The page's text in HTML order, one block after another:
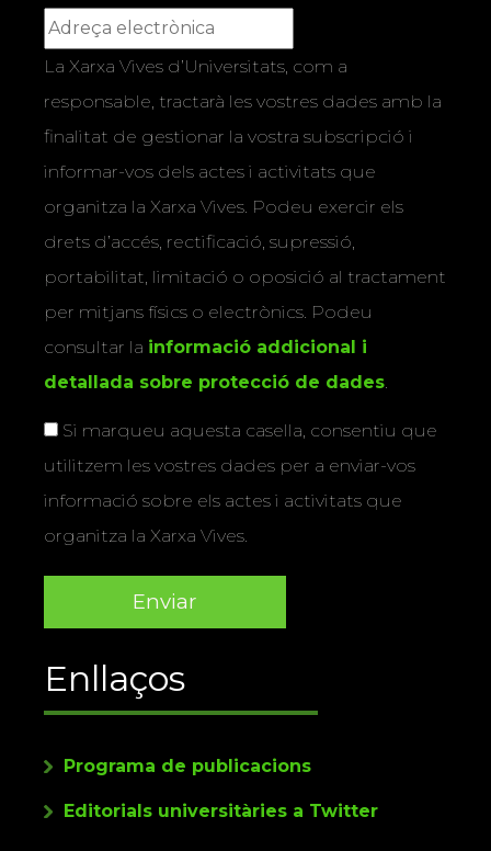
La Xarxa Vives d’Universitats, com a
responsable, tractarà les vostres dades amb la
finalitat de gestionar la vostra subscripció i
informar-vos dels actes i activitats que
organitza la Xarxa Vives. Podeu exercir els
drets d’accés, rectificació, supressió,
portabilitat, limitació o oposició al tractament
per mitjans físics o electrònics. Podeu
consultar la informació addicional i
detallada sobre protecció de dades
Si marqueu aquesta casella, consentiu que
utilitzem les vostres dades per a enviar-vos
informació sobre els actes i activitats que
organitza la Xarxa Vives.
Enllaços
Programa de publicacions
Editorials universitàries a Twitter